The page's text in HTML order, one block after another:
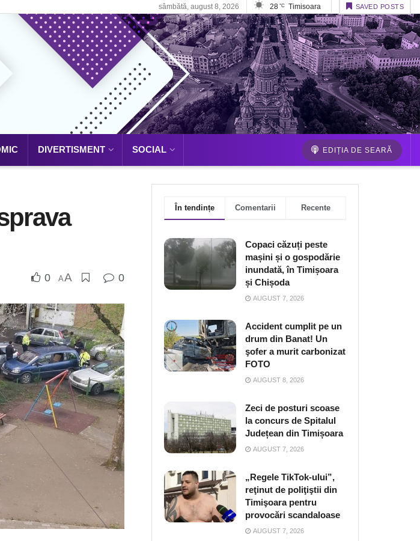
sâmbătă, august 8, 2026 28 °C Timisoara SAVED POSTS
DIVERTISMENT SOCIAL EDIȚIA DE SEARĂ
0 AA 0
În tendințe Comentarii Recente
Copaci căzuți peste
mașini și o gospodărie
inundată, în Timișoara
și Chișoda
AUGUST 7, 2026
Accident cumplit pe un
drum din Banat! Un
şofer a murit carbonizat
FOTO
AUGUST 8, 2026
Zeci de posturi scoase
la concurs de Spitalul
Județean din Timișoara
AUGUST 7, 2026
„Regele TikTok-ului”,
reţinut de poliţiştii din
Timişoara pentru
provocări scandaloase
AUGUST 7, 2026